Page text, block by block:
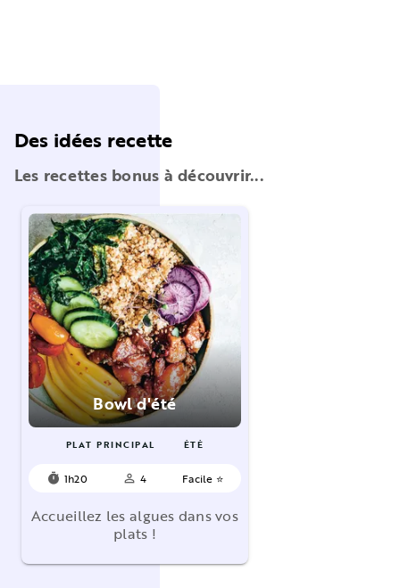
Des idées recette
Les recettes bonus à découvrir...
Bowl d'été
PLAT PRINCIPAL ÉTÉ
timer 1h20 person_outline 4 Facile ⭐
Accueillez les algues dans vos
plats !